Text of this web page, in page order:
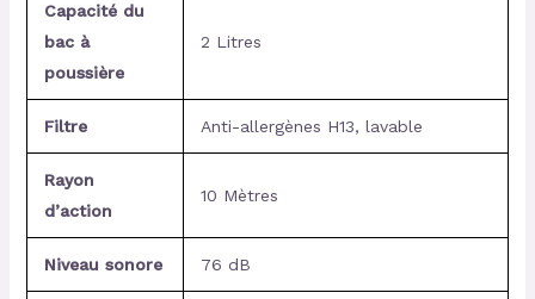
Capacité du
bac à
poussière
2 Litres
Filtre Anti-allergènes H13, lavable
Rayon
d’action
10 Mètres
Niveau sonore 76 dB